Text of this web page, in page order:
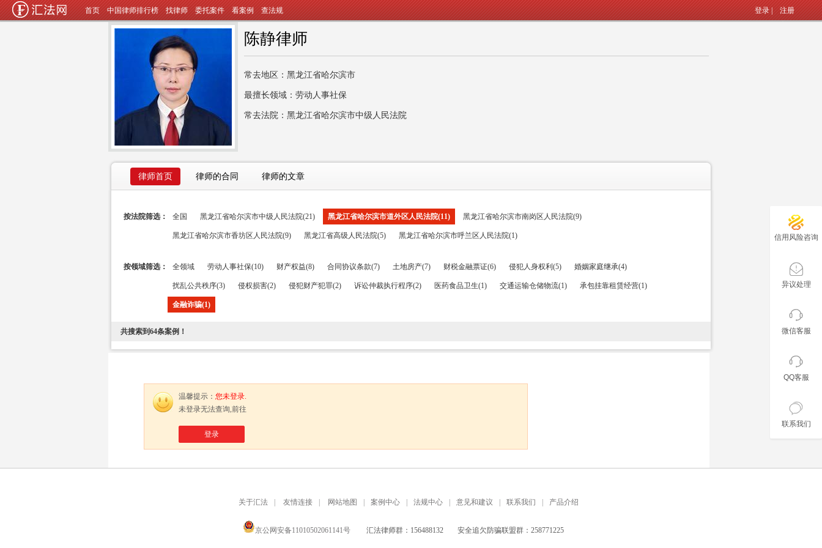
首页 中国律师排行榜 找律师 委托案件 看案例 查法规 登录| 注册
陈静律师
常去地区：黑龙江省哈尔滨市
最擅长领域：劳动人事社保
常去法院：黑龙江省哈尔滨市中级人民法院
律师首页 律师的合同 律师的文章
按法院筛选： 全国 黑龙江省哈尔滨市中级人民法院(21) 黑龙江省哈尔滨市道外区人民法院(11) 黑龙江省哈尔滨市南岗区人民法院(9)
黑龙江省哈尔滨市香坊区人民法院(9) 黑龙江省高级人民法院(5) 黑龙江省哈尔滨市呼兰区人民法院(1)
按领域筛选： 全领域 劳动人事社保(10) 财产权益(8) 合同协议条款(7) 土地房产(7) 财税金融票证(6) 侵犯人身权利(5) 婚姻家庭继承(4)
扰乱公共秩序(3) 侵权损害(2) 侵犯财产犯罪(2) 诉讼仲裁执行程序(2) 医药食品卫生(1) 交通运输仓储物流(1) 承包挂靠租赁经营(1)
金融诈骗(1)
共搜索到64条案例！
温馨提示： 您未登录.
未登录无法查询,前往
登录
信用风险咨询
异议处理
微信客服
QQ客服
联系我们
关于汇法 友情连接 网站地图 案例中心 法规中心 意见和建议 联系我们 产品介绍
京公网安备11010502061141号 汇法律师群：156488132 安全追欠防骗联盟群：258771225